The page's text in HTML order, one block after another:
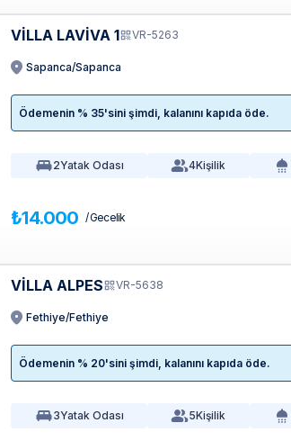
VILLA LAVIVA 1 VR-5263
Sapanca/Sapanca
Ödemenin % 35'sini şimdi, kalanını kapıda öde.
2Yatak Odası 4Kişilik
₺14.000 / Gecelik
VİLLA ALPES VR-5638
Fethiye/Fethiye
Ödemenin % 20'sini şimdi, kalanını kapıda öde.
3Yatak Odası 5Kişilik